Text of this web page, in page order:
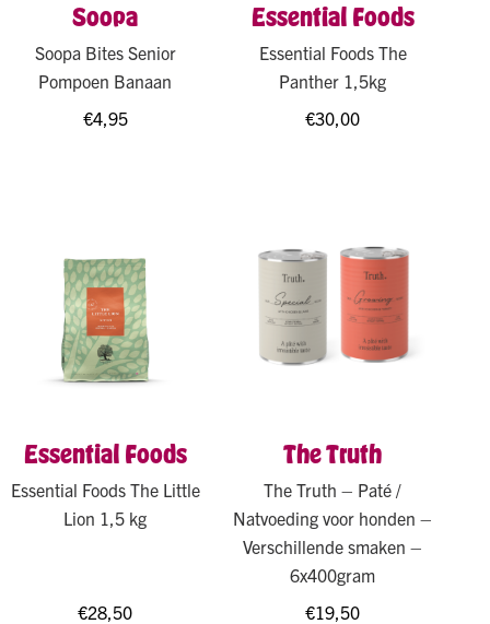
Soopa
Soopa Bites Senior
Pompoen Banaan
€4,95
Essential Foods
Essential Foods The
Panther 1,5kg
€30,00
Essential Foods
Essential Foods The Little
Lion 1,5 kg
€28,50
The Truth
The Truth – Paté /
Natvoeding voor honden –
Verschillende smaken –
6x400gram
€19,50